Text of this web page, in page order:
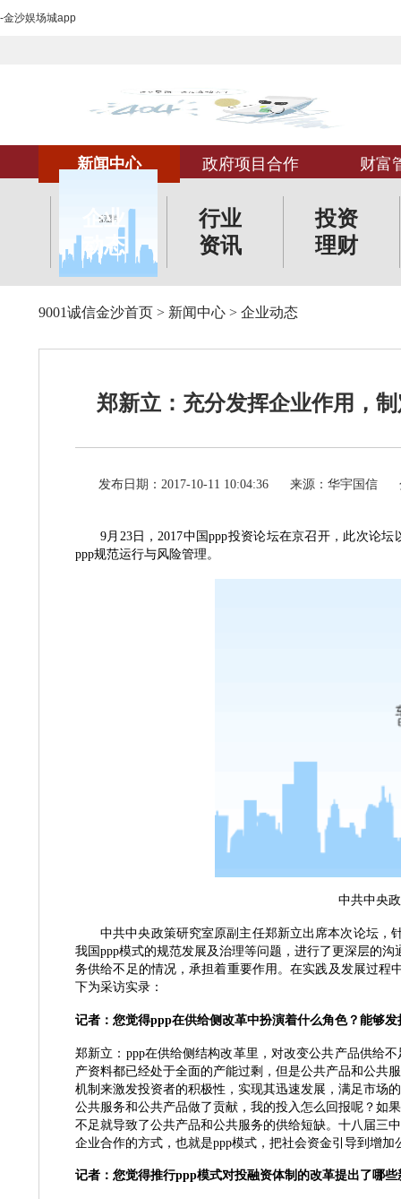
-金沙娱场城app
新闻中心 政府项目合作 财富
企业
动态
行业
资讯
投资
理财
9001诚信金沙首页 > 新闻中心 > 企业动态
郑新立：充分发挥企业作用，
发布日期：2017-10-11 10:04:36 来源：华宇国信
9月23日，2017中国ppp投资论坛在京召开，此次论
ppp规范运行与风险管理。
中共中央
中共中央政策研究室原副主任郑新立出席本次论坛，
我国ppp模式的规范发展及治理等问题，进行了更深层的
务供给不足的情况，承担着重要作用。在实践及发展过程
下为采访实录：
记者：您觉得ppp在供给侧改革中扮演着什么角色？能够
郑新立： ppp在供给侧结构改革里，对改变公共产品供给
产资料都已经处于全面的产能过剩，但是公共产品和公共
机制来激发投资者的积极性，实现其迅速发展，满足市场
公共服务和公共产品做了贡献，我的投入怎么回报呢？如
不足就导致了公共产品和公共服务的供给短缺。十八届三
企业合作的方式，也就是ppp模式，把社会资金引导到增
记者：您觉得推行ppp模式对投融资体制的改革提出了哪